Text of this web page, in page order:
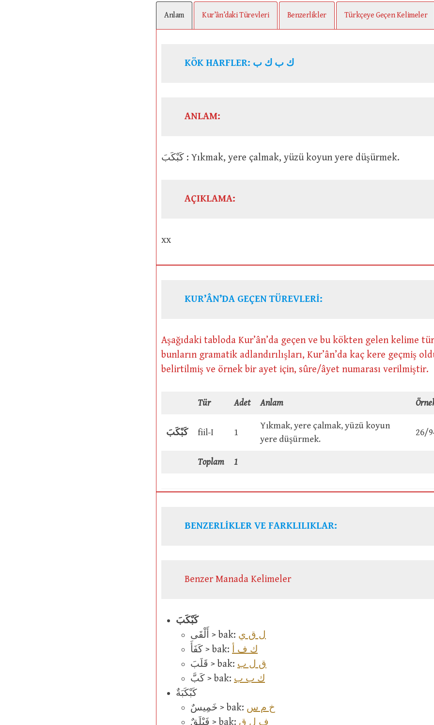
Anlam Kur’ân’daki Türevleri Benzerlikler Türkçeye Geçen Kelimeler
KÖK HARFLER: ك ب ك ب
ANLAM:
كَبْكَبَ : Yıkmak, yere çalmak, yüzü koyun yere düşürmek.
AÇIKLAMA:
xx
KUR’ÂN’DA GEÇEN TÜREVLERİ:
Aşağıdaki tabloda Kur’ân’da geçen ve bu kökten gelen kelime
bunların gramatik adlandırılışları, Kur’ân’da kaç kere geçmiş
belirtilmiş ve örnek bir ayet için, sûre/âyet numarası verilmiştir.
Tür Adet Anlam
كَبْكَبَ fiil-I 1
Yıkmak, yere çalmak, yüzü koyun
yere düşürmek.
26/
Toplam 1
BENZERLİKLER VE FARKLILIKLAR:
Benzer Manada Kelimeler
كَبْكَبَ
أَلْقَى > bak: ل ق ي
كَفَأَ > bak: ك ف أ
قَلَبَ > bak: ق ل ب
كَبَّ > bak: ك ب ب
كَبْكَبَةٌ
خَمِيسٌ > bak: خ م س
فَيْلَقٌ > bak: ف ل ق